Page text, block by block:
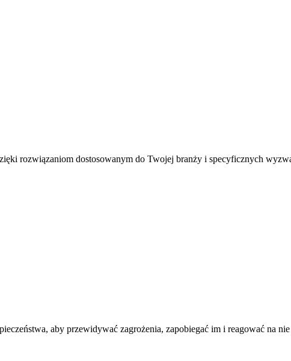
rozwiązaniom dostosowanym do Twojej branży i specyficznych
aby przewidywać zagrożenia, zapobiegać im i reagować na nie